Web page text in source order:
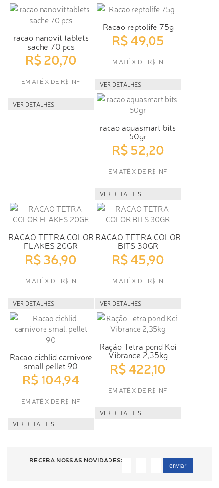
racao nanovit tablets
sache 70 pcs
R$ 20,70
EM ATÉ X DE R$ INF
VER DETALHES
Racao reptolife 75g
R$ 49,05
EM ATÉ X DE R$ INF
VER DETALHES
racao aquasmart bits
50gr
R$ 52,20
EM ATÉ X DE R$ INF
VER DETALHES
RACAO TETRA COLOR
FLAKES 20GR
R$ 36,90
EM ATÉ X DE R$ INF
VER DETALHES
RACAO TETRA COLOR
BITS 30GR
R$ 45,90
EM ATÉ X DE R$ INF
VER DETALHES
Racao cichlid carnivore
small pellet 90
R$ 104,94
EM ATÉ X DE R$ INF
VER DETALHES
Ração Tetra pond Koi
Vibrance 2,35kg
R$ 422,10
EM ATÉ X DE R$ INF
VER DETALHES
RECEBA NOSSAS NOVIDADES:
enviar